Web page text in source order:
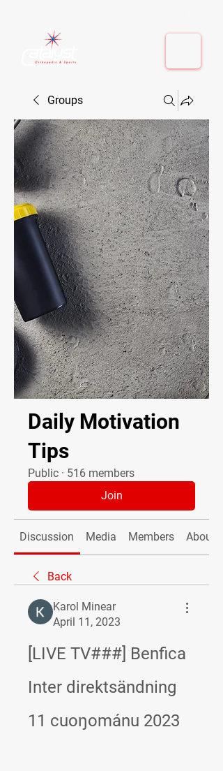
Groups
Daily Motivation
Tips
Public · 516 members
Join
Discussion Media Members About
Back
Karol Minear
April 11, 2023
[LIVE TV###] Benfica
Inter direktsändning
11 cuoŋománu 2023